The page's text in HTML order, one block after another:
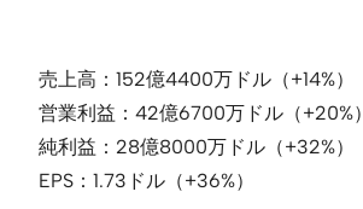
売上高：152億4400万ドル（+14%）
営業利益：42億6700万ドル（+20%）
純利益：28億8000万ドル（+32%）
EPS：1.73ドル（+36%）